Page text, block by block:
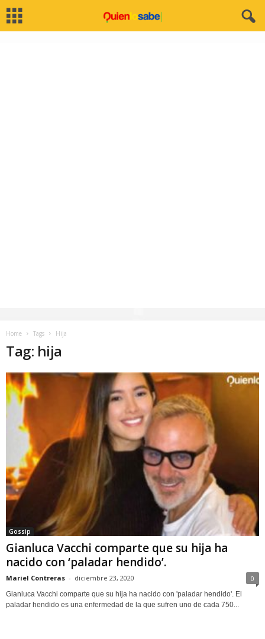
Home Tags Hija
Tag: hija
Gossip
Gianluca Vacchi comparte que su hija ha
nacido con ‘paladar hendido’.
Mariel Contreras - diciembre 23, 2020 0
Gianluca Vacchi comparte que su hija ha nacido con 'paladar hendido'. El
paladar hendido es una enfermedad de la que sufren uno de cada 750...